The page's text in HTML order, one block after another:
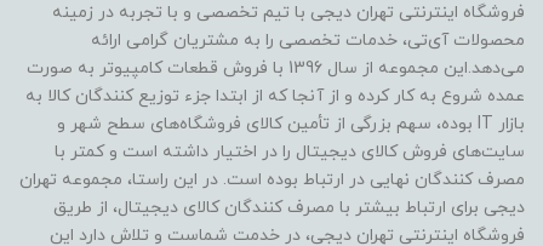
فروشگاه اینترنتی تهران دیجی با تیم تخصصی و با تجربه در زمینه
محصولات آی‌تی، خدمات تخصصی را به مشتریان گرامی ارائه
می‌دهد.این مجموعه از سال 1396 با فروش قطعات کامپیوتر به صورت
عمده شروع به کار کرده و از آنجا که از ابتدا جزء توزیع کنندگان کالا به
بازار IT بوده، سهم بزرگی از تأمین کالای فروشگاه‌های سطح شهر و
سایت‌های فروش کالای دیجیتال را در اختیار داشته است و کمتر با
مصرف کنندگان نهایی در ارتباط بوده است. در این راستا، مجموعه تهران
دیجی برای ارتباط بیشتر با مصرف کنندگان کالای دیجیتال، از طریق
فروشگاه اینترنتی تهران دیجی، در خدمت شماست و تلاش دارد این